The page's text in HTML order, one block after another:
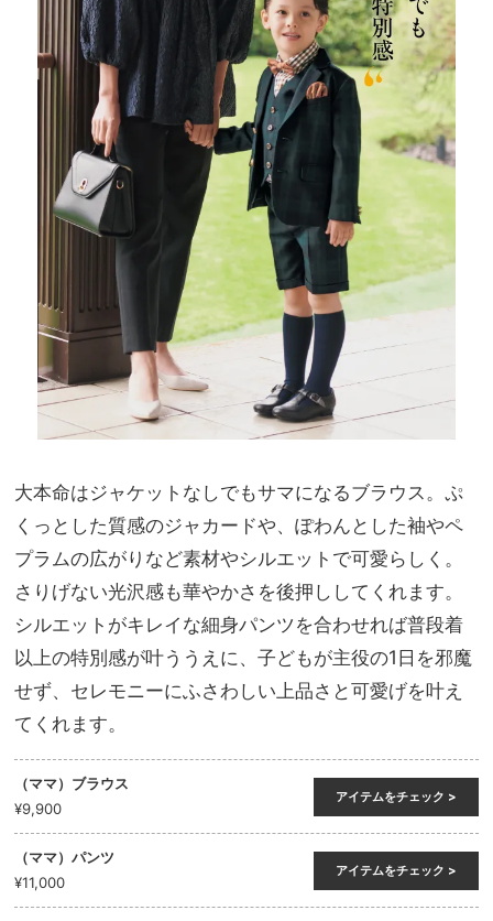
大本命はジャケットなしでもサマになるブラウス。ぷ
くっとした質感のジャカードや、ぽわんとした袖やペ
プラムの広がりなど素材やシルエットで可愛らしく。
さりげない光沢感も華やかさを後押ししてくれます。
シルエットがキレイな細身パンツを合わせれば普段着
以上の特別感が叶ううえに、子どもが主役の1日を邪魔
せず、セレモニーにふさわしい上品さと可愛げを叶え
てくれます。
（ママ）ブラウス
¥9,900
アイテムをチェック >
（ママ）パンツ
¥11,000
アイテムをチェック >